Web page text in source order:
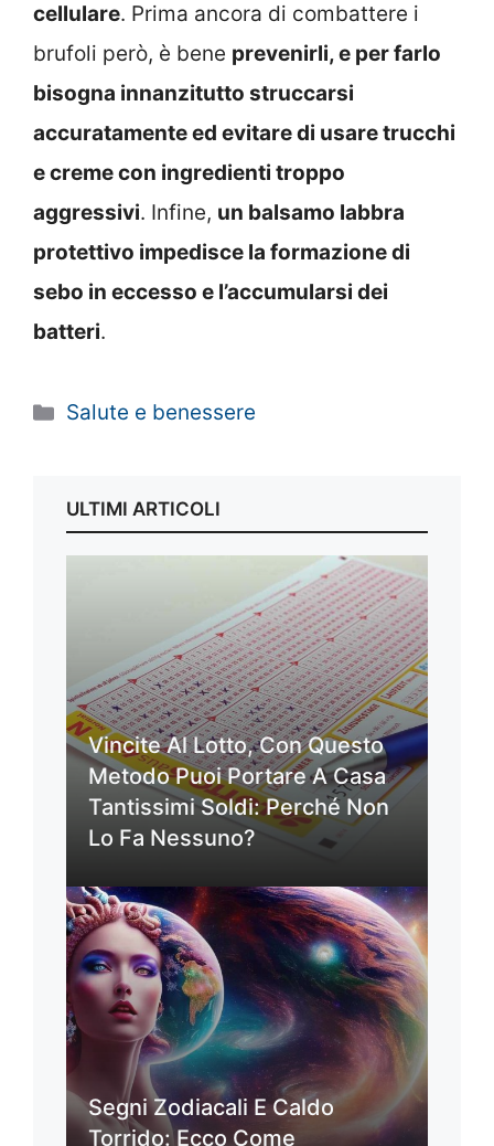
cellulare. Prima ancora di combattere i
brufoli però, è bene prevenirli, e per farlo
bisogna innanzitutto struccarsi
accuratamente ed evitare di usare trucchi
e creme con ingredienti troppo
aggressivi. Infine, un balsamo labbra
protettivo impedisce la formazione di
sebo in eccesso e l’accumularsi dei
batteri.
Categorie
Salute e benessere
ULTIMI ARTICOLI
Vincite Al Lotto, Con Questo
Metodo Puoi Portare A Casa
Tantissimi Soldi: Perché Non
Lo Fa Nessuno?
Segni Zodiacali E Caldo
Torrido: Ecco Come